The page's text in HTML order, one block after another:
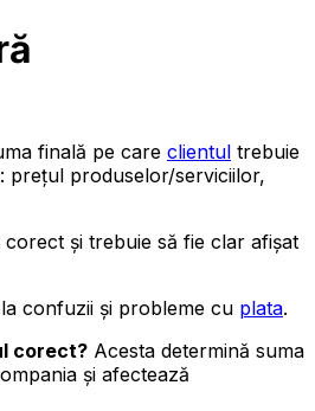
finală pe care clientul trebuie
prețul produselor/serviciilor,
și trebuie să fie clar afișat
confuzii și probleme cu plata.
corect? Acesta determină suma
și afectează